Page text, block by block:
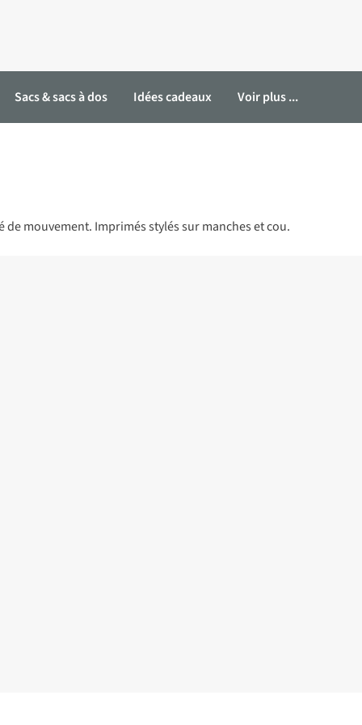
Sacs & sacs à dos Idées cadeaux Voir plus ...
mouvement. Imprimés stylés sur manches et cou.